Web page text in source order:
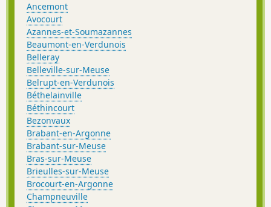
Ancemont
Avocourt
Azannes-et-Soumazannes
Beaumont-en-Verdunois
Belleray
Belleville-sur-Meuse
Belrupt-en-Verdunois
Béthelainville
Béthincourt
Bezonvaux
Brabant-en-Argonne
Brabant-sur-Meuse
Bras-sur-Meuse
Brieulles-sur-Meuse
Brocourt-en-Argonne
Champneuville